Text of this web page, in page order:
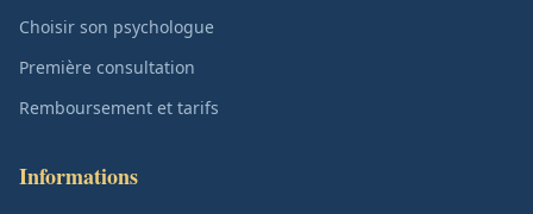
Choisir son psychologue
Première consultation
Remboursement et tarifs
Informations